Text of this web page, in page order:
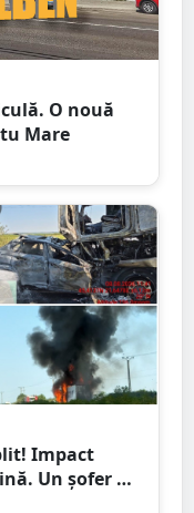
O nouă
Mare
Impact
Un șofer a